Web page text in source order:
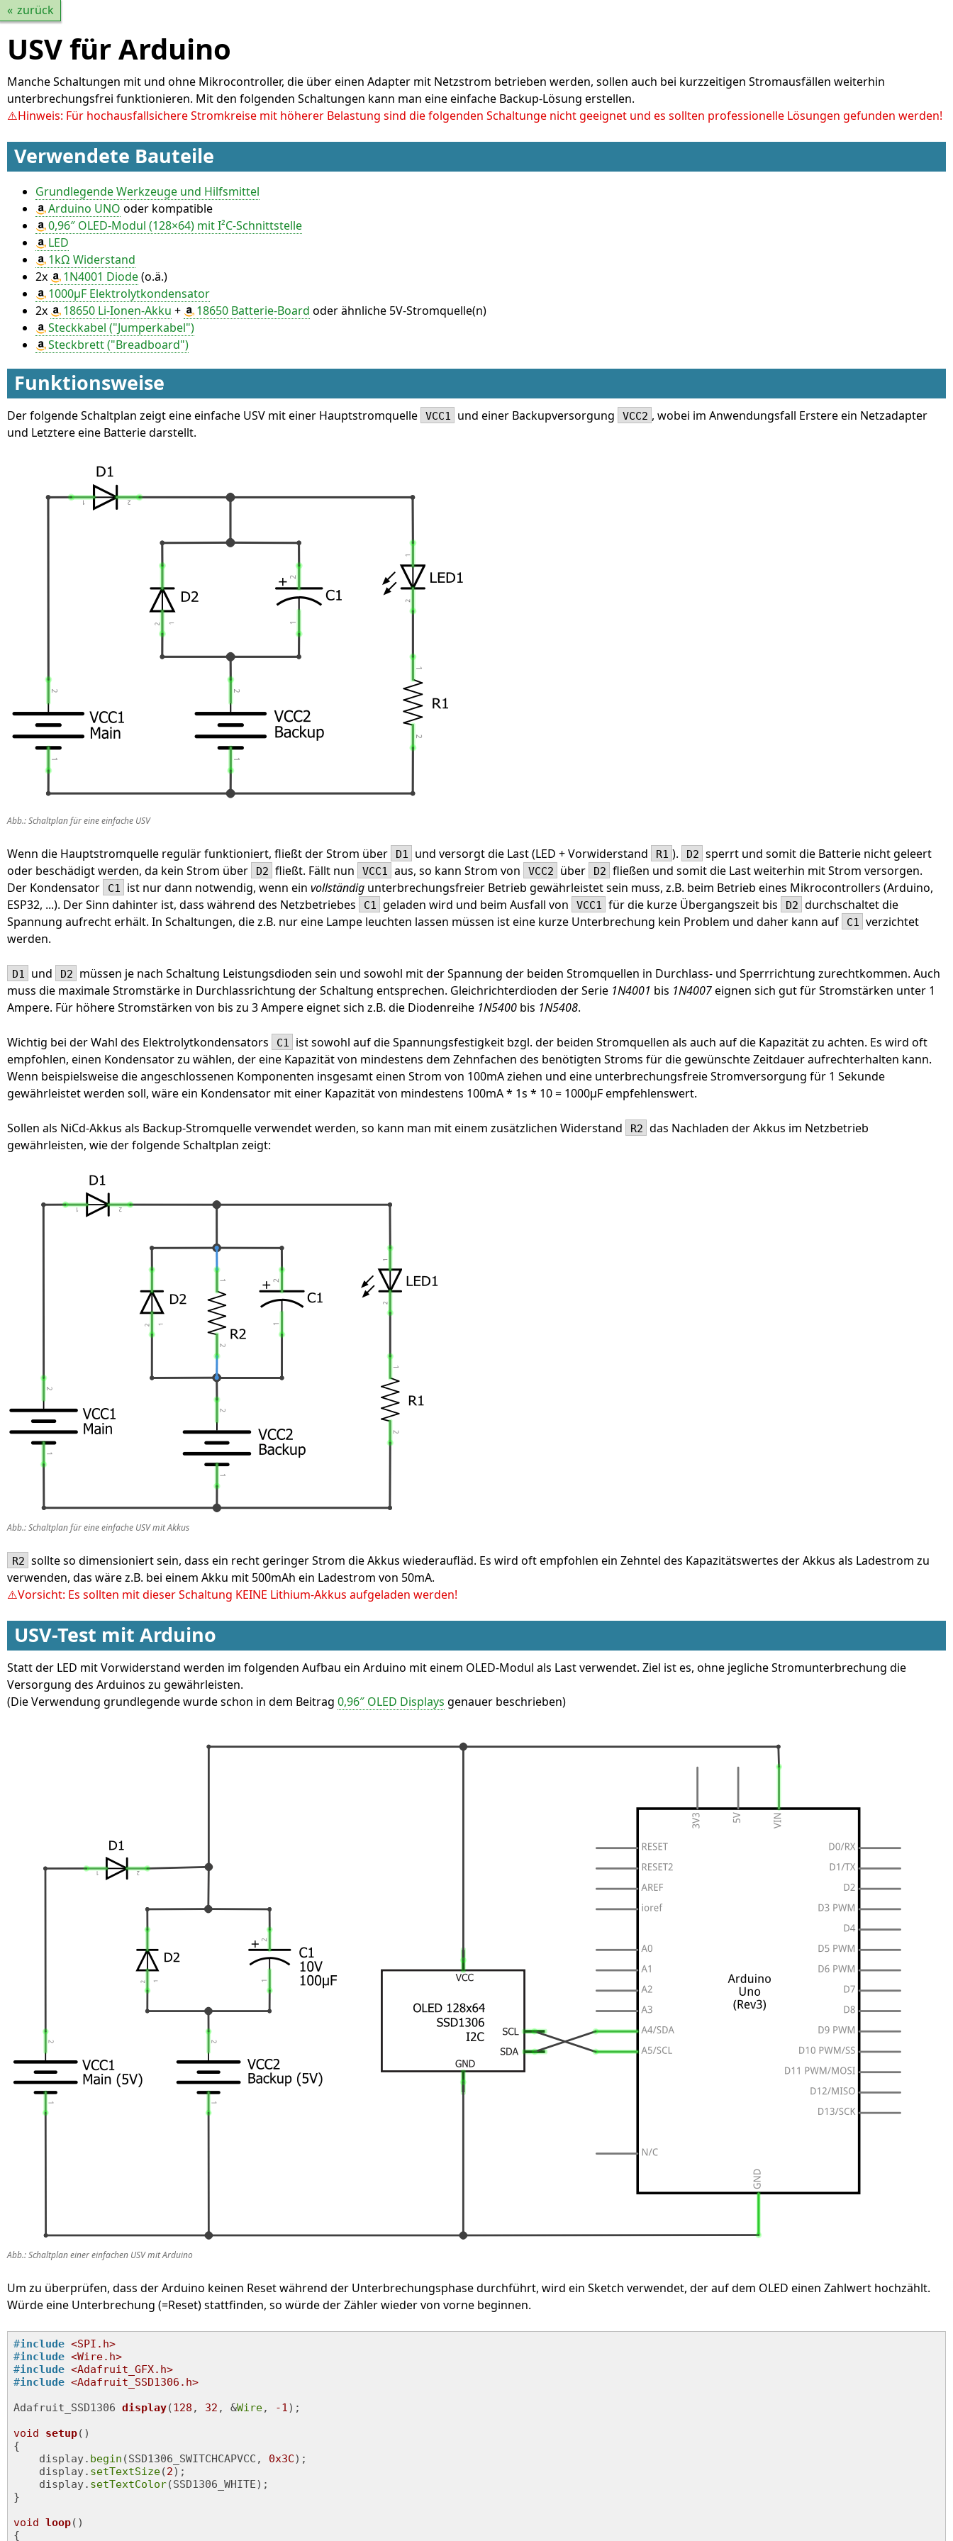
USV für Arduino
Manche Schaltungen mit und ohne Mikrocontroller, die über einen Adapter mit Netzstrom betrieben werden, sollen auch bei kurzzeitigen Stromausfällen weiterhin
unterbrechungsfrei funktionieren. Mit den folgenden Schaltungen kann man eine einfache Backup-Lösung erstellen.
Hinweis: Für hochausfallsichere Stromkreise mit höherer Belastung sind die folgenden Schaltunge nicht geeignet und es sollten professionelle Lösungen gefunden werden!
Verwendete Bauteile
Grundlegende Werkzeuge und Hilfsmittel
Arduino UNO oder kompatible
0,96″ OLED-Modul (128×64) mit I²C-Schnittstelle
LED
1kΩ Widerstand
2x
1N4001 Diode(o.ä.)
1000µF Elektrolytkondensator
2x
18650 Li-Ionen-Akku + 18650 Batterie-Board oder ähnliche 5V-Stromquelle(n)
Steckkabel ("Jumperkabel")
Steckbrett ("Breadboard")
Funktionsweise
Der folgende Schaltplan zeigt eine einfache USV mit einer Hauptstromquelle VCC1 und einer Backupversorgung VCC2 , wobei im Anwendungsfall Erstere ein Netzadapter
und Letztere eine Batterie darstellt.
Abb.: Schaltplan für eine einfache USV
Wenn die Hauptstromquelle regulär funktioniert, fließt der Strom über D1 und versorgt die Last (LED + Vorwiderstand R1 ). D2 sperrt und somit die Batterie nicht geleert
oder beschädigt werden, da kein Strom über
D2 fließt. Fällt nun VCC1 aus, so kann Strom von VCC2 über D2 fließen und somit die Last weiterhin mit Strom versorgen.
Der Kondensator
C1 ist nur dann notwendig, wenn ein vollständig unterbrechungsfreier Betrieb gewährleistet sein muss, z.B. beim Betrieb eines Mikrocontrollers (Arduino,
ESP32, ...). Der Sinn dahinter ist, dass während des Netzbetriebes
C1 geladen wird und beim Ausfall von VCC1 für die kurze Übergangszeit bis D2 durchschaltet die
Spannung aufrecht erhält. In Schaltungen, die z.B. nur eine Lampe leuchten lassen müssen ist eine kurze Unterbrechung kein Problem und daher kann auf
C1 verzichtet
werden.
D1 und D2
müssen je nach Schaltung Leistungsdioden sein und sowohl mit der Spannung der beiden Stromquellen in Durchlass- und Sperrrichtung zurechtkommen. Auch
muss die maximale Stromstärke in Durchlassrichtung der Schaltung entsprechen. Gleichrichterdioden der Serie 1N4001 bis 1N4007eignen sich gut für Stromstärken unter 1
Ampere. Für höhere Stromstärken von bis zu 3 Ampere eignet sich z.B. die Diodenreihe 1N5400 bis 1N5408.
Wichtig bei der Wahl des Elektrolytkondensators C1
ist sowohl auf die Spannungsfestigkeit bzgl. der beiden Stromquellen als auch auf die Kapazität zu achten. Es wird oft
empfohlen, einen Kondensator zu wählen, der eine Kapazität von mindestens dem Zehnfachen des benötigten Stroms für die gewünschte Zeitdauer aufrechterhalten kann.
Wenn beispielsweise die angeschlossenen Komponenten insgesamt einen Strom von 100mA ziehen und eine unterbrechungsfreie Stromversorgung für 1 Sekunde
gewährleistet werden soll, wäre ein Kondensator mit einer Kapazität von mindestens 100mA * 1s * 10 = 1000µF empfehlenswert.
Sollen als NiCd-Akkus als Backup-Stromquelle verwendet werden, so kann man mit einem zusätzlichen Widerstand R2 das Nachladen der Akkus im Netzbetrieb
gewährleisten, wie der folgende Schaltplan zeigt:
Abb.: Schaltplan für eine einfache USV mit Akkus
R2 sollte so dimensioniert sein, dass ein recht geringer Strom die Akkus wiederaufläd. Es wird oft empfohlen ein Zehntel des Kapazitätswertes der Akkus als Ladestrom zu
verwenden, das wäre z.B. bei einem Akku mit 500mAh ein Ladestrom von 50mA.
Vorsicht: Es sollten mit dieser Schaltung KEINE Lithium-Akkus aufgeladen werden!
USV-Test mit Arduino
Statt der LED mit Vorwiderstand werden im folgenden Aufbau ein Arduino mit einem OLED-Modul als Last verwendet. Ziel ist es, ohne jegliche Stromunterbrechung die
Versorgung des Arduinos zu gewährleisten.
(Die Verwendung grundlegende wurde schon in dem Beitrag 0,96″ OLED Displays genauer beschrieben)
Abb.: Schaltplan einer einfachen USV mit Arduino
Um zu überprüfen, dass der Arduino keinen Reset während der Unterbrechungsphase durchführt, wird ein Sketch verwendet, der auf dem OLED einen Zahlwert hochzählt.
Würde eine Unterbrechung (=Reset) stattfinden, so würde der Zähler wieder von vorne beginnen.
#include <SPI.h>
#include <Wire.h>
#include <Adafruit_GFX.h>
#include <Adafruit_SSD1306.h>
Adafruit_SSD1306 display(128 , 32 , &Wire, -1) ;
void
setup()
{
    display.
begin (SSD1306_SWITCHCAPVCC, 0x3C);
    display.
setTextSize(2);
    display.
setTextColor(SSD1306_WHITE);
}
void loop()
{
zurück